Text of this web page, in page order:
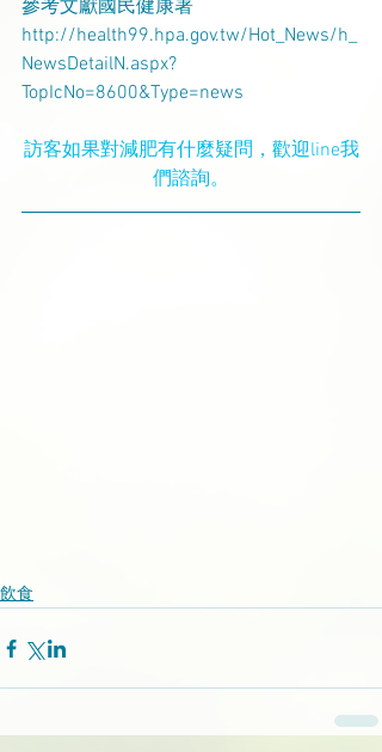
參考文獻國民健康署
http://health99.hpa.gov.tw/Hot_News/h_
NewsDetailN.aspx?
TopIcNo=8600&Type=news
訪客如果對減肥有什麼疑問，歡迎line我
們諮詢。
飲食